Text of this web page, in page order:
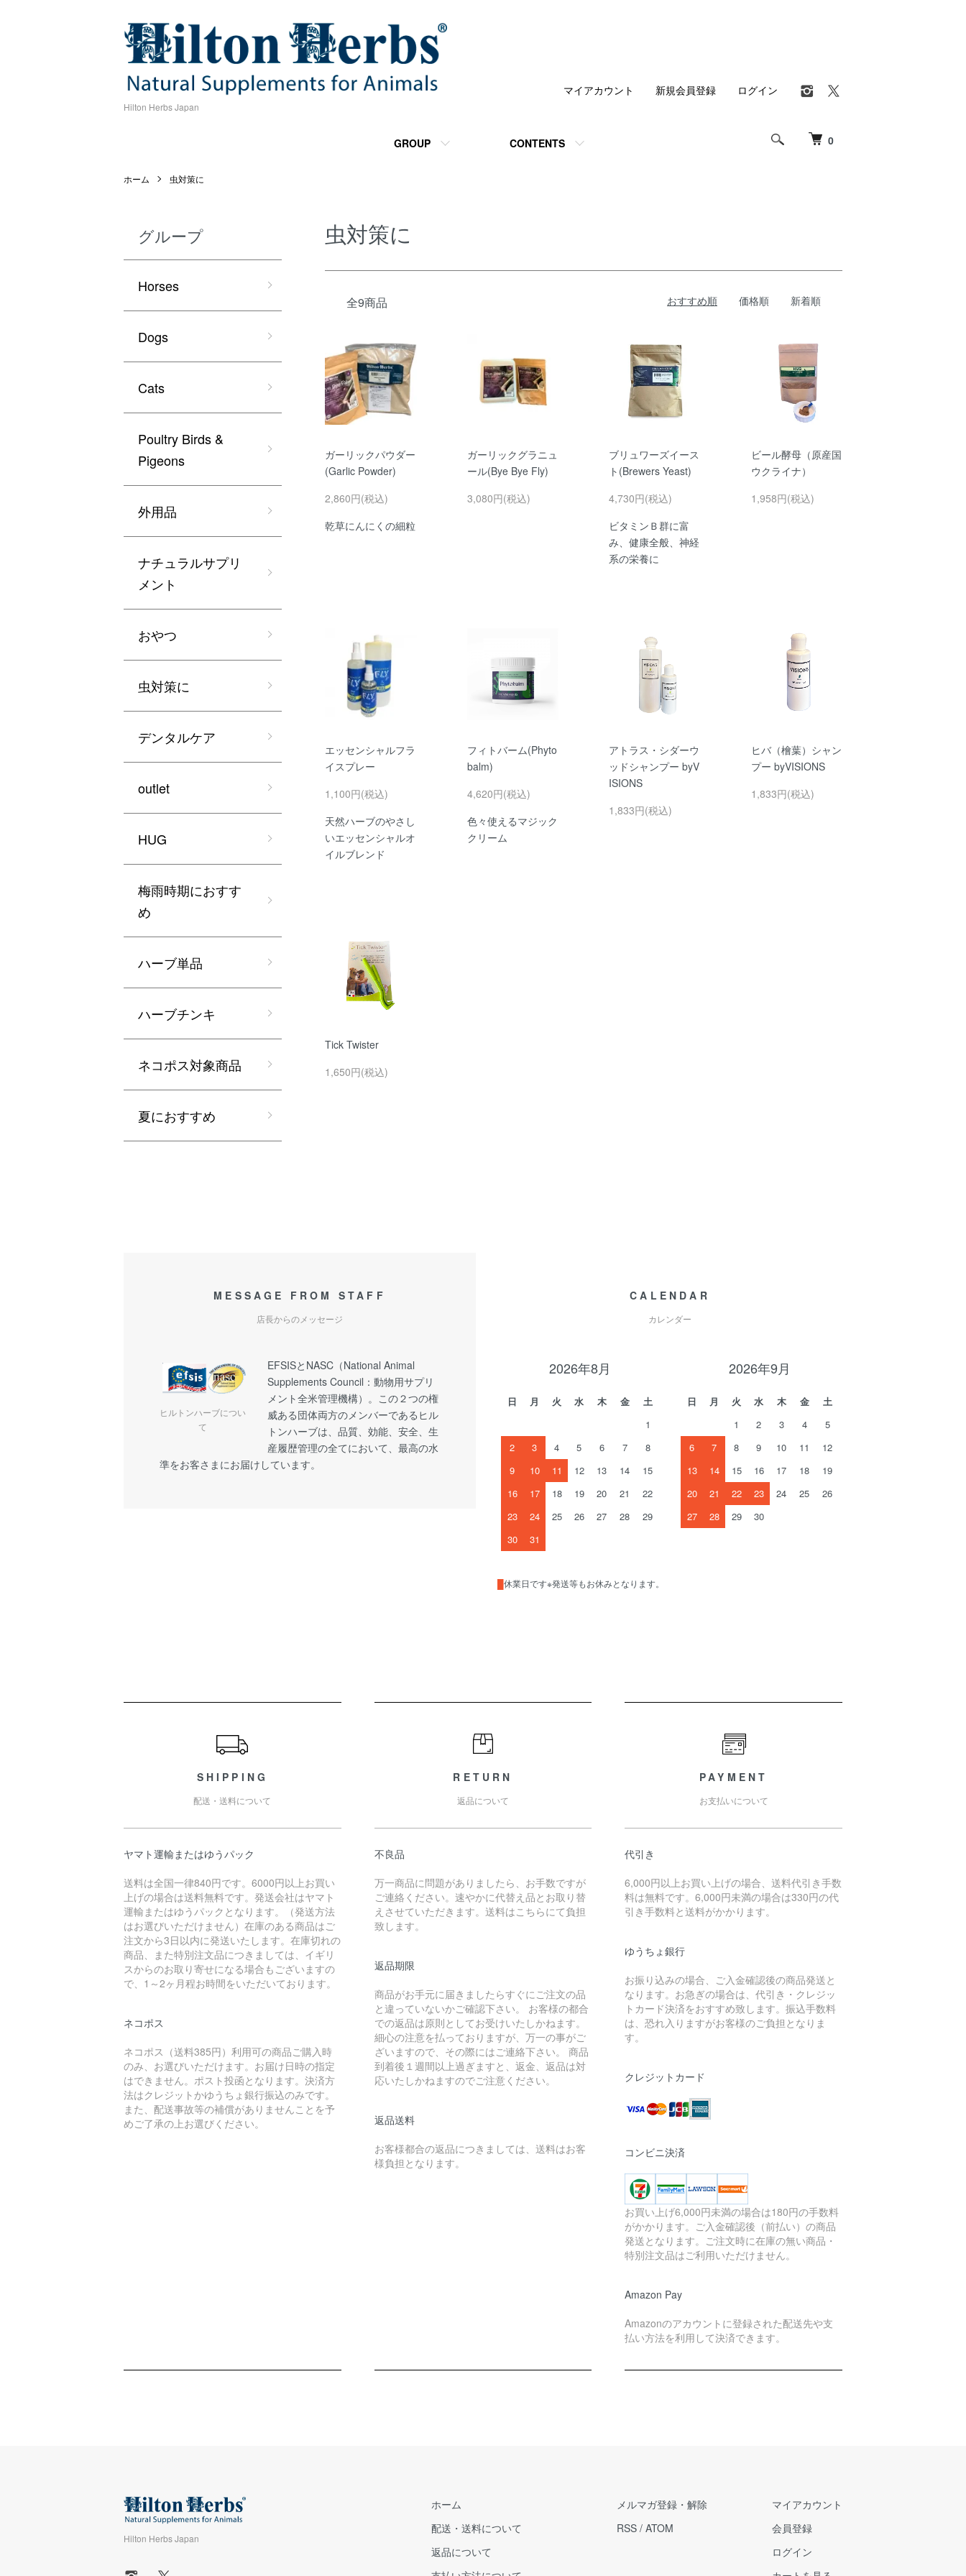
Hilton Herbs Japan
0
GROUP CONTENTS
マイアカウント 新規会員登録 ログイン
ホーム 虫対策に
虫対策に
全9商品 おすすめ順 価格順 新着順
ガーリックパウダー
(Garlic Powder)
2,860円(税込)
乾草にんにくの細粒
ガーリックグラニュ
ール(Bye Bye Fly)
3,080円(税込)
ブリュワーズイース
ト(Brewers Yeast)
4,730円(税込)
ビタミンＢ群に富
み、健康全般、神経
系の栄養に
ビール酵母（原産国
ウクライナ）
1,958円(税込)
エッセンシャルフラ
イスプレー
1,100円(税込)
天然ハーブのやさし
いエッセンシャルオ
イルブレンド
フィトバーム(Phyto
balm)
4,620円(税込)
色々使えるマジック
クリーム
アトラス・シダーウ
ッドシャンプー byV
ISIONS
1,833円(税込)
ヒバ（檜葉）シャン
プー byVISIONS
1,833円(税込)
Tick Twister
1,650円(税込)
グループ
Horses
Dogs
Cats
Poultry Birds &
Pigeons
外用品
ナチュラルサプリ
メント
おやつ
虫対策に
デンタルケア
outlet
HUG
梅雨時期におすす
め
ハーブ単品
ハーブチンキ
ネコポス対象商品
夏におすすめ
MESSAGE FROM STAFF
店長からのメッセージ
ヒルトンハーブについ
て
EFSISとNASC（National Animal
Supplements Council：動物用サプリ
メント全米管理機構）。この２つの権
威ある団体両方のメンバーであるヒル
トンハーブは、品質、効能、安全、生
産履歴管理の全てにおいて、最高の水
準をお客さまにお届けしています。
CALENDAR
カレンダー
2026年8月
日 月 火 水 木 金
土
1
2
3 4 5 6 7
8
9
10 11 12 13 14
15
16
17 18 19 20 21
22
23
24 25 26 27 28
29
30
31
2026年9月
日 月 火 水 木 金
土
1
2 3 4
5
6
7 8 9 10 11
12
13
14 15 16 17 18
19
20
21 22 23 24 25
26
27
28 29 30
█休業日です※発送等もお休みとなります。
SHIPPING
配送・送料について
ヤマト運輸またはゆうパック
送料は全国一律840円です。6000円以上お買い
上げの場合は送料無料です。発送会社はヤマト
運輸またはゆうパックとなります。（発送方法
はお選びいただけません）在庫のある商品はご
注文から3日以内に発送いたします。在庫切れの
商品、また特別注文品につきましては、イギリ
スからのお取り寄せになる場合もございますの
で、1～2ヶ月程お時間をいただいております。
ネコポス
ネコポス（送料385円）利用可の商品ご購入時
のみ、お選びいただけます。お届け日時の指定
はできません。ポスト投函となります。決済方
法はクレジットかゆうちょ銀行振込のみです。
また、配送事故等の補償がありませんことを予
めご了承の上お選びください。
RETURN
返品について
不良品
万一商品に問題がありましたら、お手数ですが
ご連絡ください。速やかに代替え品とお取り替
えさせていただきます。送料はこちらにて負担
致します。
返品期限
商品がお手元に届きましたらすぐにご注文の品
と違っていないかご確認下さい。 お客様の都合
での返品は原則としてお受けいたしかねます。
細心の注意を払っておりますが、万一の事がご
ざいますので、その際にはご連絡下さい。 商品
到着後１週間以上過ぎますと、返金、返品は対
応いたしかねますのでご注意ください。
返品送料
お客様都合の返品につきましては、送料はお客
様負担となります。
PAYMENT
お支払いについて
代引き
6,000円以上お買い上げの場合、送料代引き手数
料は無料です。6,000円未満の場合は330円の代
引き手数料と送料がかかります。
ゆうちょ銀行
お振り込みの場合、ご入金確認後の商品発送と
なります。お急ぎの場合は、代引き・クレジッ
トカード決済をおすすめ致します。振込手数料
は、恐れ入りますがお客様のご負担となりま
す。
クレジットカード
コンビニ決済
お買い上げ6,000円未満の場合は180円の手数料
がかかります。ご入金確認後（前払い）の商品
発送となります。ご注文時に在庫の無い商品・
特別注文品はご利用いただけません。
Amazon Pay
Amazonのアカウントに登録された配送先や支
払い方法を利用して決済できます。
Hilton Herbs Japan
ホーム
配送・送料について
返品について
メルマガ登録・解除
RSS / ATOM
マイアカウント
会員登録
ログイン